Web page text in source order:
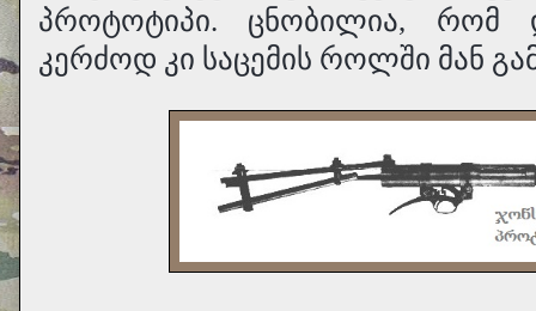
პროტოტიპი. ცნობილია, რომ
კერძოდ კი საცემის როლში მან